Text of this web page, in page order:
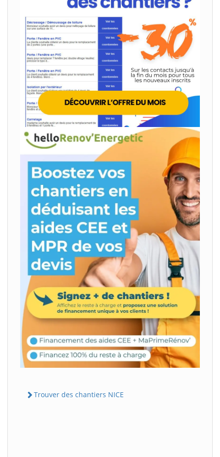
Trouver des chantiers NICE